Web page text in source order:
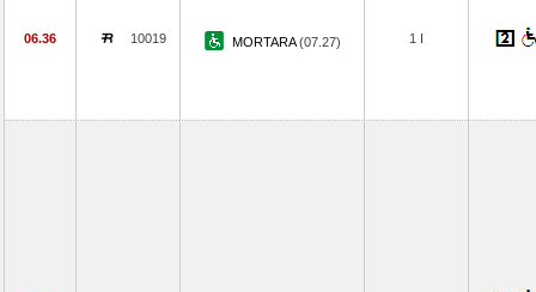
06.36 10019 MORTARA(07.27) 1 I